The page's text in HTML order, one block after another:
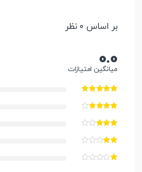
بر اساس 0 نظر
0.0
میانگین امتیازات